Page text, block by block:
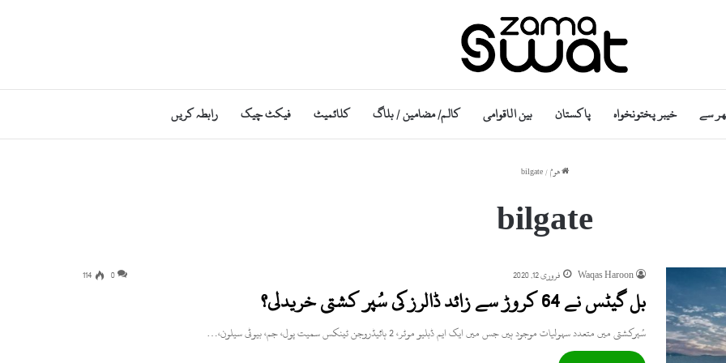
سے خیبر پختونخواہ پاکستان بین الاقوامی کالم/ مضامین / بلاگ کلائمیٹ فیکٹ چیک رابطہ کریں
ھوم /
bilgate
bilgate
Waqas Haroon فروری 12, 2020 0
114
بل گیٹس نے 64 کروڑ سے زائد ڈالرز کی سُپر کشتی خریدلی؟
سُپرکشتی میں متعدد سہولیات موجود ہیں جس میں ایک ایم ڈبلیو موٹر، 2 ہائیڈروجن ٹینکس سمیت پول، جم، بیوٹی سیلون،…